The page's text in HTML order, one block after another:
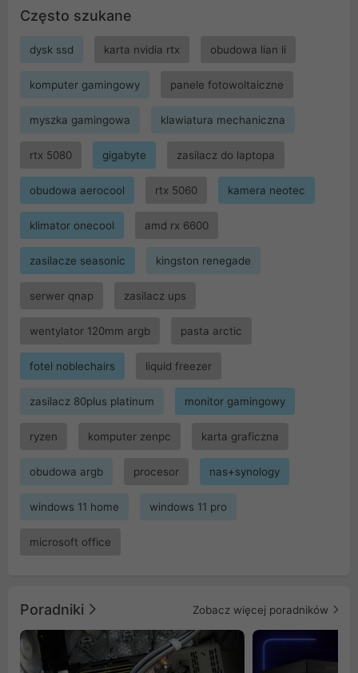
Często szukane
dysk ssd karta nvidia rtx obudowa lian li
komputer gamingowy panele fotowoltaiczne
myszka gamingowa klawiatura mechaniczna
rtx 5080 gigabyte zasilacz do laptopa
obudowa aerocool rtx 5060 kamera neotec
klimator onecool amd rx 6600
zasilacze seasonic kingston renegade
serwer qnap zasilacz ups
wentylator 120mm argb pasta arctic
fotel noblechairs liquid freezer
zasilacz 80plus platinum monitor gamingowy
ryzen komputer zenpc karta graficzna
obudowa argb procesor nas+synology
windows 11 home windows 11 pro
microsoft office
Poradniki Zobacz więcej poradników